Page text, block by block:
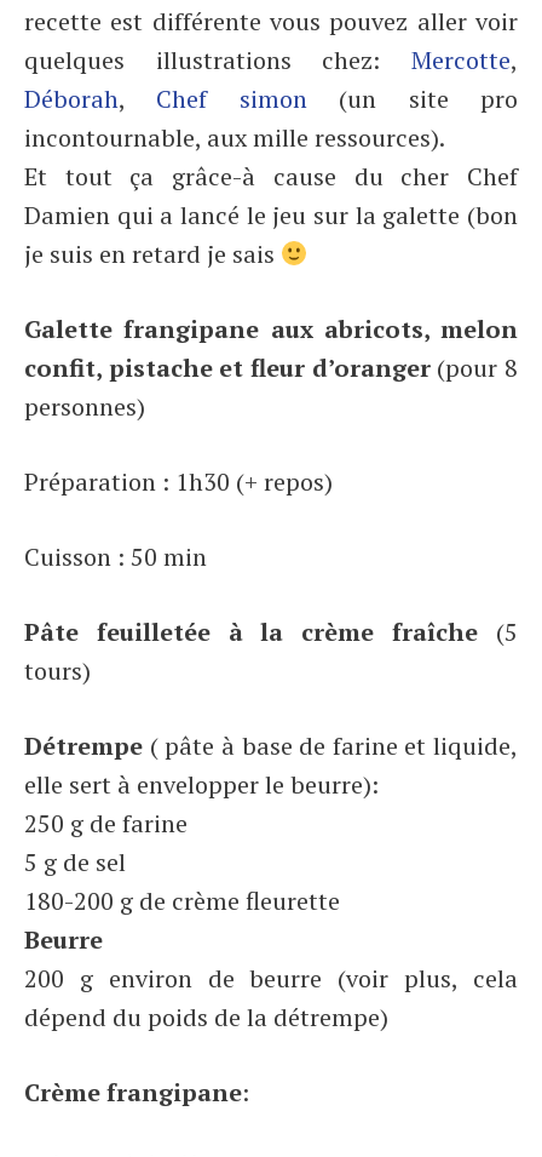
recette est différente vous pouvez aller voir
quelques illustrations chez: Mercotte,
Déborah, Chef simon (un site pro
incontournable, aux mille ressources).
Et tout ça grâce-à cause du cher Chef
Damien qui a lancé le jeu sur la galette (bon
je suis en retard je sais
Galette frangipane aux abricots, melon
confit, pistache et fleur d’oranger (pour 8
personnes)
Préparation : 1h30 (+ repos)
Cuisson : 50 min
Pâte feuilletée à la crème fraîche (5
tours)
Détrempe ( pâte à base de farine et liquide,
elle sert à envelopper le beurre):
250 g de farine
5 g de sel
180-200 g de crème fleurette
Beurre
200 g environ de beurre (voir plus, cela
dépend du poids de la détrempe)
Crème frangipane: